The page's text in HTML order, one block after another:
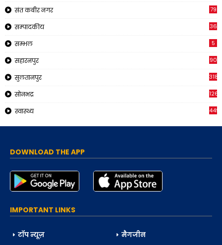
संत कबीर नगर 79
सम्पादकीय 36
सम्भल 5
सहारनपुर 90
सुलतानपुर 318
सोनभद्र 1266
स्वास्थ्य 449
DOWNLOAD THE APP
IMPORTANT LINKS
टॉप न्यूज़
मैगजीन